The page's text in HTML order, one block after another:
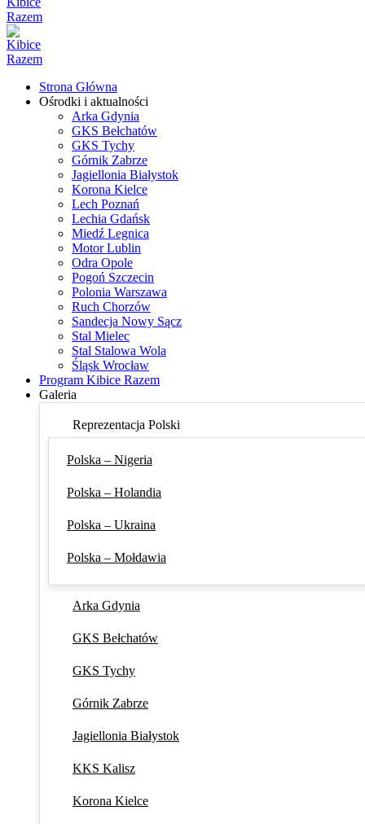
Strona Główna
Ośrodki i aktualności
Arka Gdynia
GKS Bełchatów
GKS Tychy
Górnik Zabrze
Jagiellonia Białystok
Korona Kielce
Lech Poznań
Lechia Gdańsk
Miedź Legnica
Motor Lublin
Odra Opole
Pogoń Szczecin
Polonia Warszawa
Ruch Chorzów
Sandecja Nowy Sącz
Stal Mielec
Stal Stalowa Wola
Śląsk Wrocław
Program Kibice Razem
Galeria
Reprezentacja Polski
Polska – Nigeria
Polska – Holandia
Polska – Ukraina
Polska – Mołdawia
Arka Gdynia
GKS Bełchatów
GKS Tychy
Górnik Zabrze
Jagiellonia Białystok
KKS Kalisz
Korona Kielce